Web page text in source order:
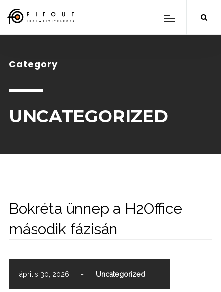
Category
UNCATEGORIZED
Bokréta ünnep a H2Office
második fázisán
április 30, 2026 - Uncategorized